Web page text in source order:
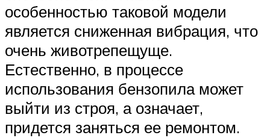
особенностью таковой модели
является сниженная вибрация, что
очень животрепещуще.
Естественно, в процессе
использования бензопила может
выйти из строя, а означает,
придется заняться ее ремонтом.